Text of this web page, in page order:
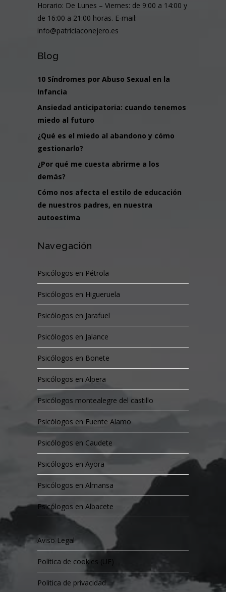
Horario: De Lunes – Viernes: de 9:00 a 14:00 y
de 16:00 a 21:00 horas. E-mail:
info@patriciaconejero.es
Blog
10 Síndromes por Abuso Sexual en la
Infancia
Ansiedad anticipatoria: cuando tenemos
miedo al futuro
¿Qué es el miedo al abandono y cómo
gestionarlo?
¿Por qué me cuesta abrirme a los
demás?
Cómo nos afecta el estilo de educación
de nuestros padres, en nuestra
autoestima
Navegación
Psicólogos en Pétrola
Psicólogos en Higueruela
Psicólogos en Jarafuel
Psicólogos en Jalance
Psicólogos en Bonete
Psicólogos en Alpera
Psicólogos montealegre del castillo
Psicólogos en Fuente Alamo
Psicólogos en Caudete
Psicólogos en Ayora
Psicólogos en Almansa
Psicólogos en Albacete
Aviso Legal
Política de cookies (UE)
Politica de privacidad